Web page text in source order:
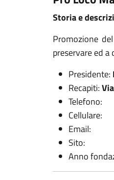
Storia e
Promozione
preservare ed
Presidente:
Recapiti:
Telefono:
Cellulare:
Email:
Sito:
Anno